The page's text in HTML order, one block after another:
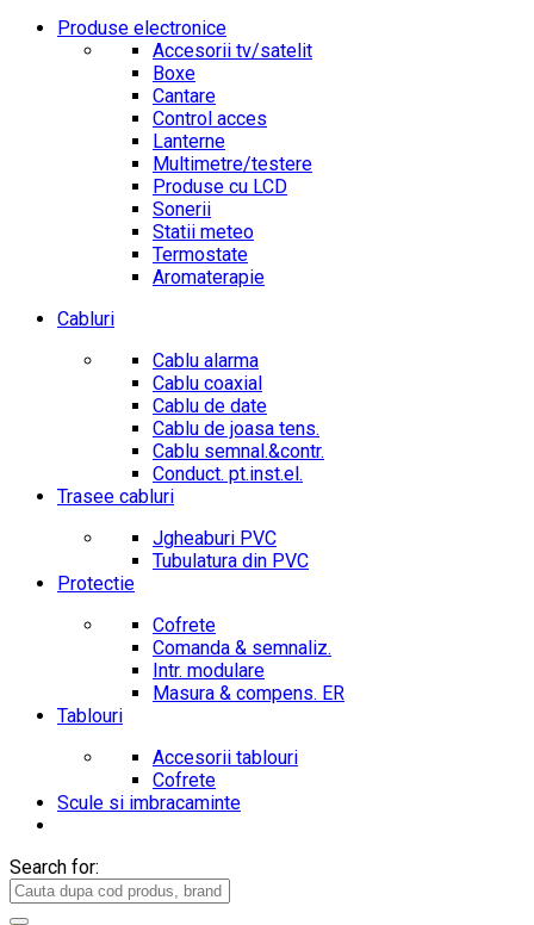
Produse electronice
Accesorii tv/satelit
Boxe
Cantare
Control acces
Lanterne
Multimetre/testere
Produse cu LCD
Sonerii
Statii meteo
Termostate
Aromaterapie
Cabluri
Cablu alarma
Cablu coaxial
Cablu de date
Cablu de joasa tens.
Cablu semnal.&contr.
Conduct. pt.inst.el.
Trasee cabluri
Jgheaburi PVC
Tubulatura din PVC
Protectie
Cofrete
Comanda & semnaliz.
Intr. modulare
Masura & compens. ER
Tablouri
Accesorii tablouri
Cofrete
Scule si imbracaminte
Search for: